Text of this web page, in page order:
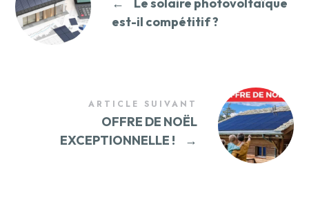
←
Le solaire photovoltaïque
est-il compétitif ?
ARTICLE SUIVANT
OFFRE DE NOËL
EXCEPTIONNELLE !
→